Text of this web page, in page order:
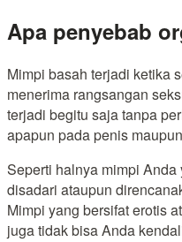
Apa penyebab
Mimpi basah terjadi ketika
menerima rangsangan
terjadi begitu saja tanpa
apapun pada penis
Seperti halnya mimpi
disadari ataupun
Mimpi yang bersifat erotis
juga tidak bisa Anda